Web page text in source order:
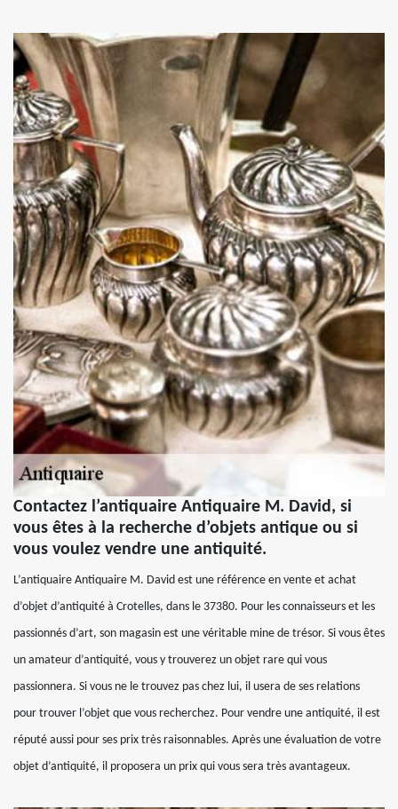
Contactez l’antiquaire Antiquaire M. David, si
vous êtes à la recherche d’objets antique ou si
vous voulez vendre une antiquité.
L’antiquaire Antiquaire M. David est une référence en vente et achat
d’objet d’antiquité à Crotelles, dans le 37380. Pour les connaisseurs et les
passionnés d’art, son magasin est une véritable mine de trésor. Si vous êtes
un amateur d’antiquité, vous y trouverez un objet rare qui vous
passionnera. Si vous ne le trouvez pas chez lui, il usera de ses relations
pour trouver l’objet que vous recherchez. Pour vendre une antiquité, il est
réputé aussi pour ses prix très raisonnables. Après une évaluation de votre
objet d’antiquité, il proposera un prix qui vous sera très avantageux.